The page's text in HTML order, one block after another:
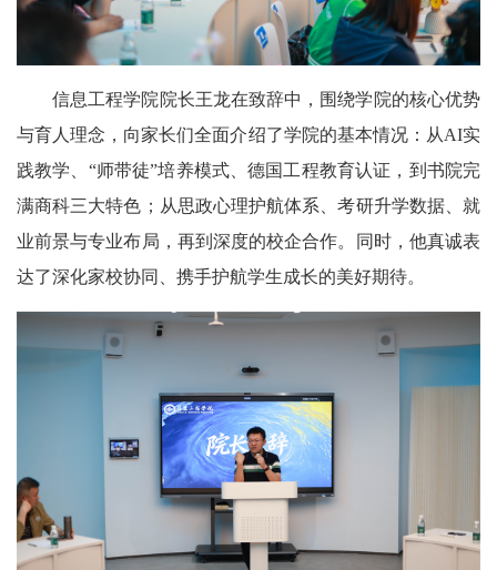
信息工程学院院长王龙在致辞中，围绕学院的核心优势
与育人理念，向家长们全面介绍了学院的基本情况：从AI实
践教学、“师带徒”培养模式、德国工程教育认证，到书院完
满商科三大特色；从思政心理护航体系、考研升学数据、就
业前景与专业布局，再到深度的校企合作。同时，他真诚表
达了深化家校协同、携手护航学生成长的美好期待。